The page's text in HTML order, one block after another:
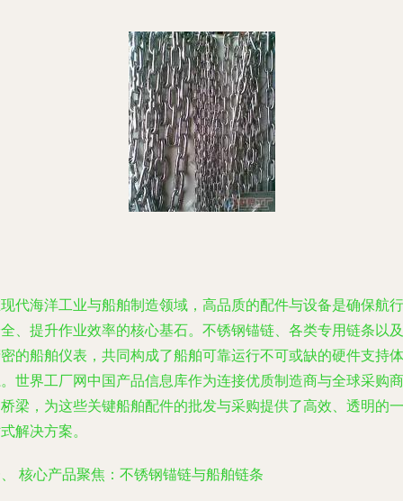
代海洋工业与船舶制造领域，高品质的配件与设备是确保航行
、提升作业效率的核心基石。不锈钢锚链、各类专用链条以及
的船舶仪表，共同构成了船舶可靠运行不可或缺的硬件支持体
世界工厂网中国产品信息库作为连接优质制造商与全球采购商
梁，为这些关键船舶配件的批发与采购提供了高效、透明的一
解决方案。
核心产品聚焦：不锈钢锚链与船舶链条